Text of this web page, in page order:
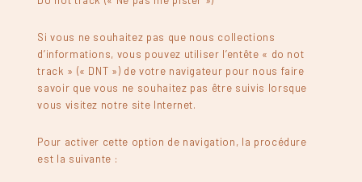
Si vous ne souhaitez pas que nous collections
d’informations, vous pouvez utiliser l’entête « do not
track » (« DNT ») de votre navigateur pour nous faire
savoir que vous ne souhaitez pas être suivis lorsque
vous visitez notre site Internet.
Pour activer cette option de navigation, la procédure
est la suivante :